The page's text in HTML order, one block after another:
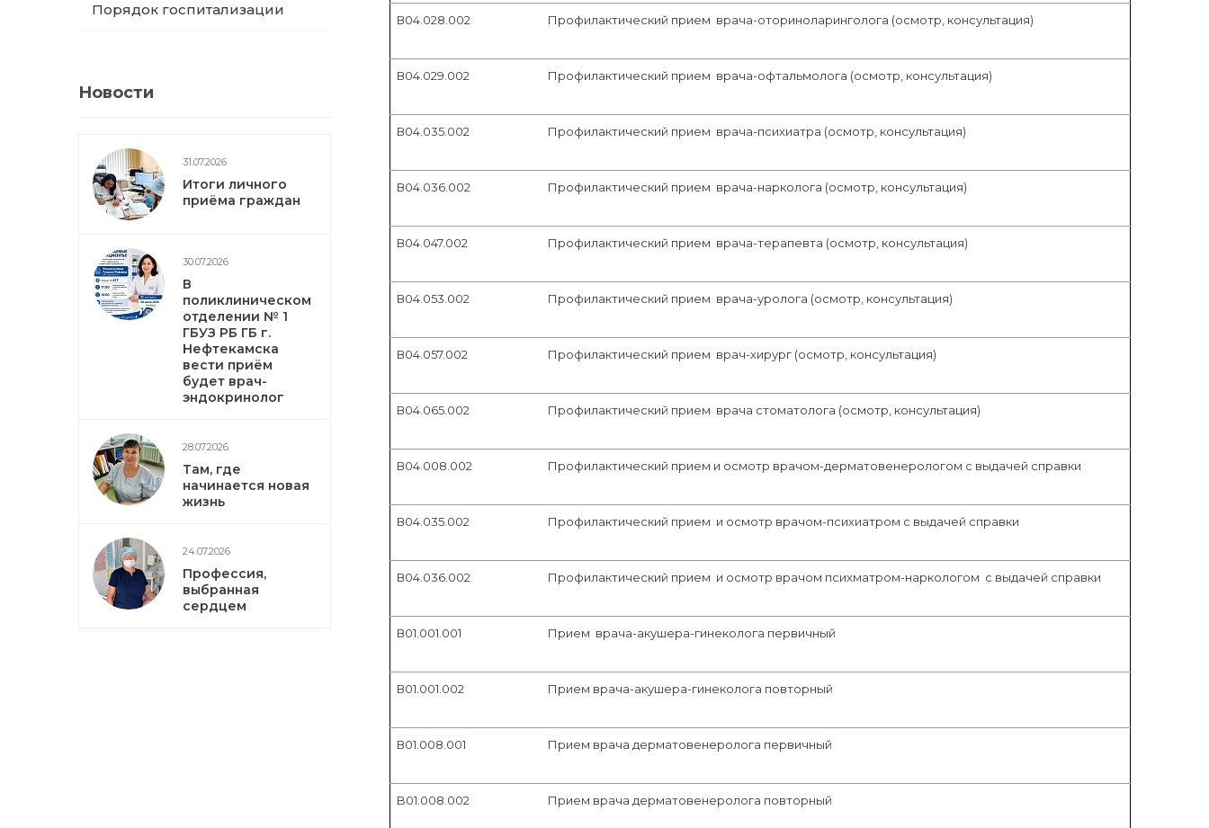
Порядок госпитализации
Новости
31.07.2026
Итоги личного
приёма граждан
30.07.2026
В
поликлиническом
отделении № 1
ГБУЗ РБ ГБ г.
Нефтекамска
вести приём
будет врач-
эндокринолог
28.07.2026
Там, где
начинается новая
жизнь
24.07.2026
Профессия,
выбранная
сердцем
В04.028.002 Профилактический прием врача-оториноларинголога (осмотр, консультация)
В04.029.002 Профилактический прием врача-офтальмолога (осмотр, консультация)
В04.035.002 Профилактический прием врача-психиатра (осмотр, консультация)
В04.036.002 Профилактический прием врача-нарколога (осмотр, консультация)
В04.047.002 Профилактический прием врача-терапевта (осмотр, консультация)
В04.053.002 Профилактический прием врача-уролога (осмотр, консультация)
В04.057.002 Профилактический прием врач-хирург (осмотр, консультация)
В04.065.002 Профилактический прием врача стоматолога (осмотр, консультация)
В04.008.002 Профилактический прием и осмотр врачом-дерматовенерологом с выдачей справки
В04.035.002 Профилактический прием и осмотр врачом-психиатром с выдачей справки
В04.036.002 Профилактический прием и осмотр врачом психматром-наркологом с выдачей справки
В01.001.001 Прием врача-акушера-гинеколога первичный
В01.001.002 Прием врача-акушера-гинеколога повторный
В01.008.001 Прием врача дерматовенеролога первичный
B01.008.002 Прием врача дерматовенеролога повторный